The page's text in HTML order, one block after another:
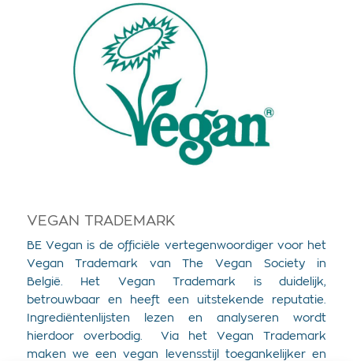
VEGAN TRADEMARK
BE Vegan is de officiële vertegenwoordiger voor het
Vegan Trademark van The Vegan Society in
België. Het Vegan Trademark is duidelijk,
betrouwbaar en heeft een uitstekende reputatie.
Ingrediëntenlijsten lezen en analyseren wordt
hierdoor overbodig. Via het Vegan Trademark
maken we een vegan levensstijl toegankelijker en